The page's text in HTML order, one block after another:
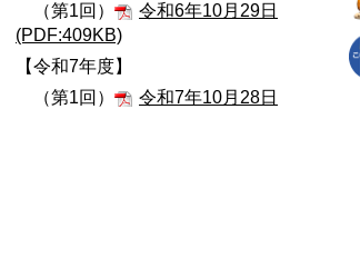
（第1回）
令和6年10月29日
(PDF:409KB)
【令和7年度】
（第1回）
令和7年10月28日